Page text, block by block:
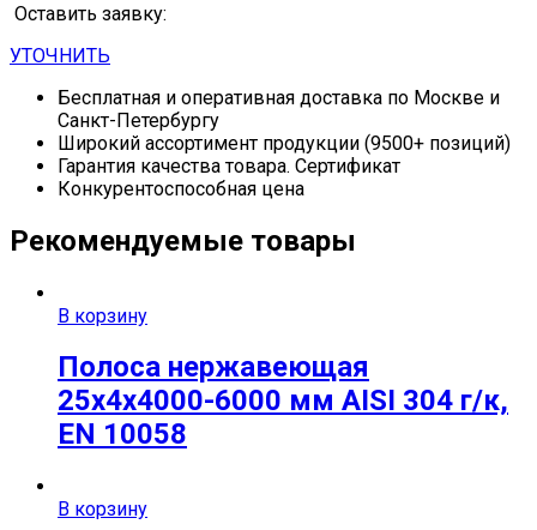
Оставить заявку:
УТОЧНИТЬ
Бесплатная и оперативная доставка по Москве и
Санкт-Петербургу
Широкий ассортимент продукции (9500+ позиций)
Гарантия качества товара. Сертификат
Конкурентоспособная цена
Рекомендуемые товары
В корзину
Полоса нержавеющая
25х4х4000-6000 мм AISI 304 г/к,
EN 10058
В корзину